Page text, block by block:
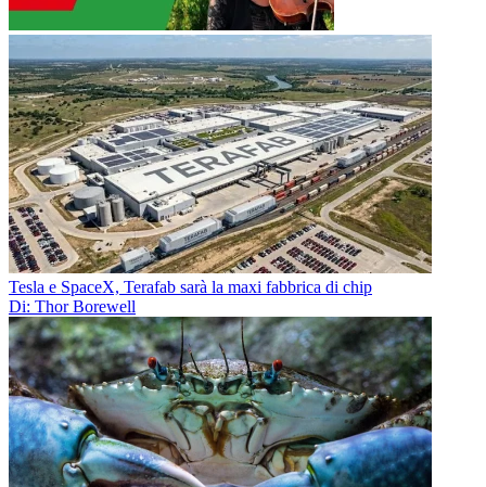
Tesla e SpaceX, Terafab sarà la maxi fabbrica di chip
Di: Thor Borewell